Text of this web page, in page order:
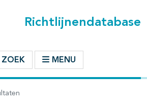
Richtlijnendatabase
ZOEK MENU